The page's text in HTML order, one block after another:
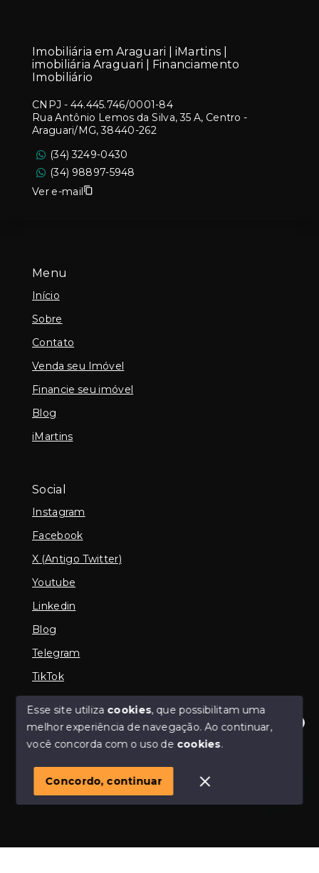
Olá! Estamos disponíveis para te ajudar.
Menu
Início
Sobre
Contato
Venda seu Imóvel
Financie seu imóvel
Blog
iMartins
Social
Instagram
Facebook
X (Antigo Twitter)
Youtube
Linkedin
Blog
Telegram
TikTok
© Copyright 2026 - Imobiliária em Araguari | iMartins |
imobiliária Araguari | Financiamento Imobiliário -
SITE PARA IMOBILIARIA
Imobiliária em Araguari | iMartins |
imobiliária Araguari | Financiamento
Imobiliário
CNPJ - 44.445.746/0001-84
Rua Antônio Lemos da Silva, 35 A, Centro -
Araguari/MG, 38440-262
(34) 3249-0430
(34) 98897-5948
Ver e-mail
Esse site utiliza cookies, que possibilitam uma
melhor experiência de navegação.Ao continuar,
você concorda com o uso de cookies.
Concordo, continuar